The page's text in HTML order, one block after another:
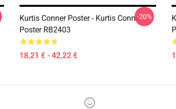
Kurtis Conner Poster - Kurtis Conner
Poster RB2403
18,21 € - 42,22 €
-20%